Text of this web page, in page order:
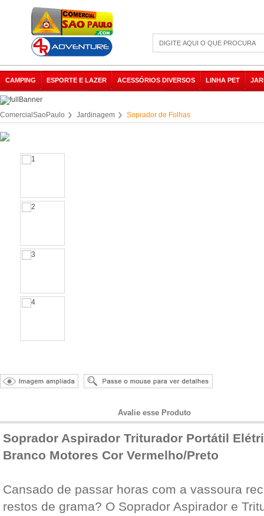
CAMPING ESPORTE E LAZER ACESSÓRIOS DIVERSOS LINHA PET
ComercialSaoPaulo Jardinagem Soprador de Folhas
Avalie esse Produto
Soprador Aspirador Triturador Portátil
Branco Motores Cor Vermelho/Preto
Cansado de passar horas com a vassoura
restos de grama? O Soprador Aspirador e